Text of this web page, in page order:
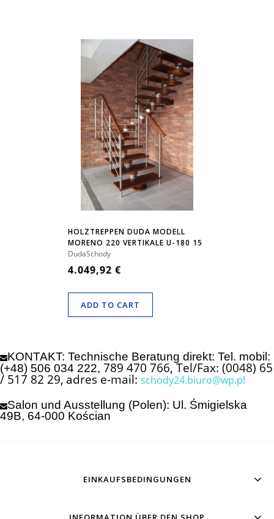
HOLZTREPPEN DUDA MODELL
MORENO 220 VERTIKALE U-180 15
ELEMENTE
DudaSchody
4.049,92 €
ADD TO CART
KONTAKT: Technische Beratung direkt: Tel. mobil:
(+48) 506 034 222, 789 470 766, Tel/Fax: (0048) 65
/ 517 82 29, adres e-mail: schody24.biuro@wp.pl
Salon und Ausstellung (Polen): Ul. Śmigielska
49B, 64-000 Kościan
EINKAUFSBEDINGUNGEN